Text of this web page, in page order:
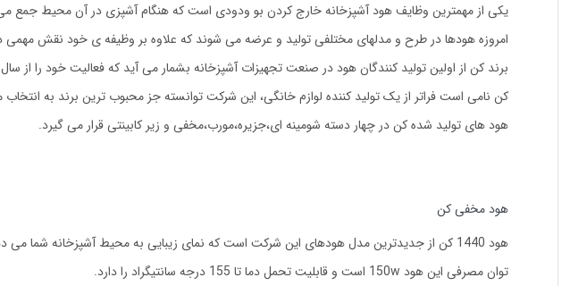
یکی از مهمترین وظایف هود آشپزخانه خارج کردن بو ودودی است که هنگام آشپزی در آن محیط جمع
امروزه هودها در طرح و مدلهای مختلفی تولید و عرضه می شوند که علاوه بر وظیفه ی خود نقش مهمی
برند کن از اولین تولید کنندگان هود در صنعت تجهیزات آشپزخانه بشمار می آید که فعالیت خود را از سال 1362 شروع
کن نامی است فراتر از یک تولید کننده لوازم خانگی، این شرکت توانسته جز محبوب ترین برند به
هود های تولید شده کن در چهار دسته شومینه ای،جزیره،مورب،مخفی و زیر کابینتی قرار می گیرد.
هود مخفی کن
هود 1440 کن از جدیدترین مدل هودهای این شرکت است که نمای زیبایی به محیط آشپزخانه شما می دهد.
توان مصرفی این هود 150w است و قابلیت تحمل دما تا 155 درجه سانتیگراد را دارد.